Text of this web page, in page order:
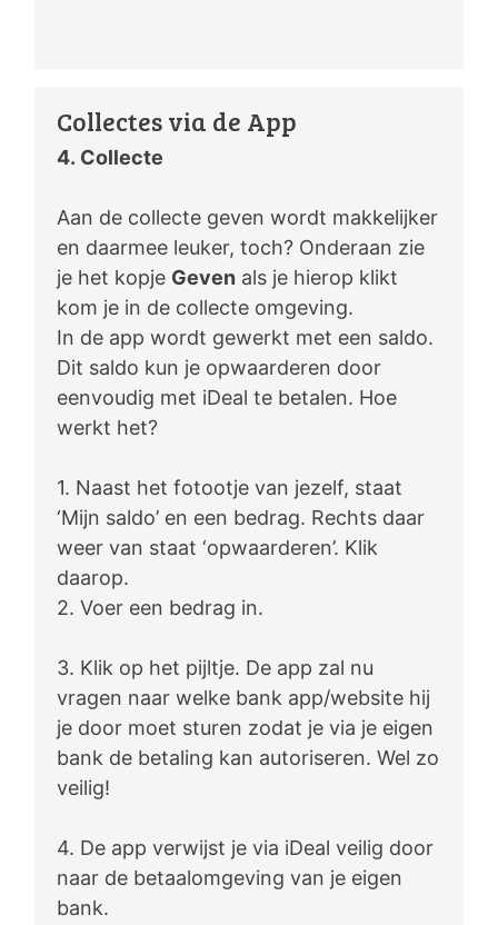
Collectes via de App
4. Collecte
Aan de collecte geven wordt makkelijker
en daarmee leuker, toch? Onderaan zie
je het kopje Geven als je hierop klikt
kom je in de collecte omgeving.
In de app wordt gewerkt met een saldo.
Dit saldo kun je opwaarderen door
eenvoudig met iDeal te betalen. Hoe
werkt het?
1. Naast het fotootje van jezelf, staat
‘Mijn saldo’ en een bedrag. Rechts daar
weer van staat ‘opwaarderen’. Klik
daarop.
2. Voer een bedrag in.
3. Klik op het pijltje. De app zal nu
vragen naar welke bank app/website hij
je door moet sturen zodat je via je eigen
bank de betaling kan autoriseren. Wel zo
veilig!
4. De app verwijst je via iDeal veilig door
naar de betaalomgeving van je eigen
bank.